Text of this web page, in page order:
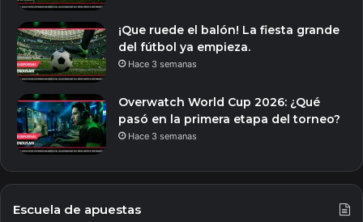
¡Que ruede el balón! La fiesta grande
del fútbol ya empieza.
Hace 3 semanas
Overwatch World Cup 2026: ¿Qué
pasó en la primera etapa del torneo?
Hace 3 semanas
Escuela de apuestas